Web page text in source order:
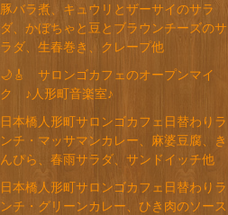
豚バラ煮、キュウリとザーサイのサラ
ダ、かぼちゃと豆とブラウンチーズのサ
ラダ、生春巻き、クレープ他
🌙🎸 サロンゴカフェのオープンマイ
ク ♪人形町音楽室♪
日本橋人形町サロンゴカフェ日替わりラ
ンチ・マッサマンカレー、麻婆豆腐、き
んぴら、春雨サラダ、サンドイッチ他
日本橋人形町サロンゴカフェ日替わりラ
ンチ・グリーンカレー、ひき肉のソース